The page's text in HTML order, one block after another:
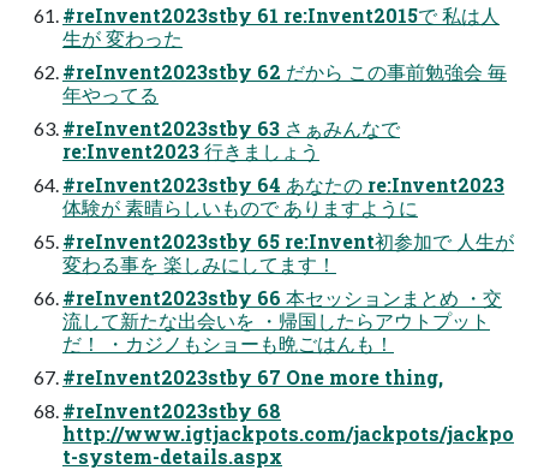
#reInvent2023stby 61 re:Invent2015で 私は人
生が 変わった
#reInvent2023stby 62 だから この事前勉強会 毎
年やってる
#reInvent2023stby 63 さぁみんなで
re:Invent2023 行きましょう
#reInvent2023stby 64 あなたの re:Invent2023
体験が 素晴らしいもので ありますように
#reInvent2023stby 65 re:Invent初参加で 人生が
変わる事を 楽しみにしてます！
#reInvent2023stby 66 本セッションまとめ ・交
流して新たな出会いを ・帰国したらアウトプット
だ！ ・カジノもショーも晩ごはんも！
#reInvent2023stby 67 One more thing,
#reInvent2023stby 68
http://www.igtjackpots.com/jackpots/jackpo
t-system-details.aspx